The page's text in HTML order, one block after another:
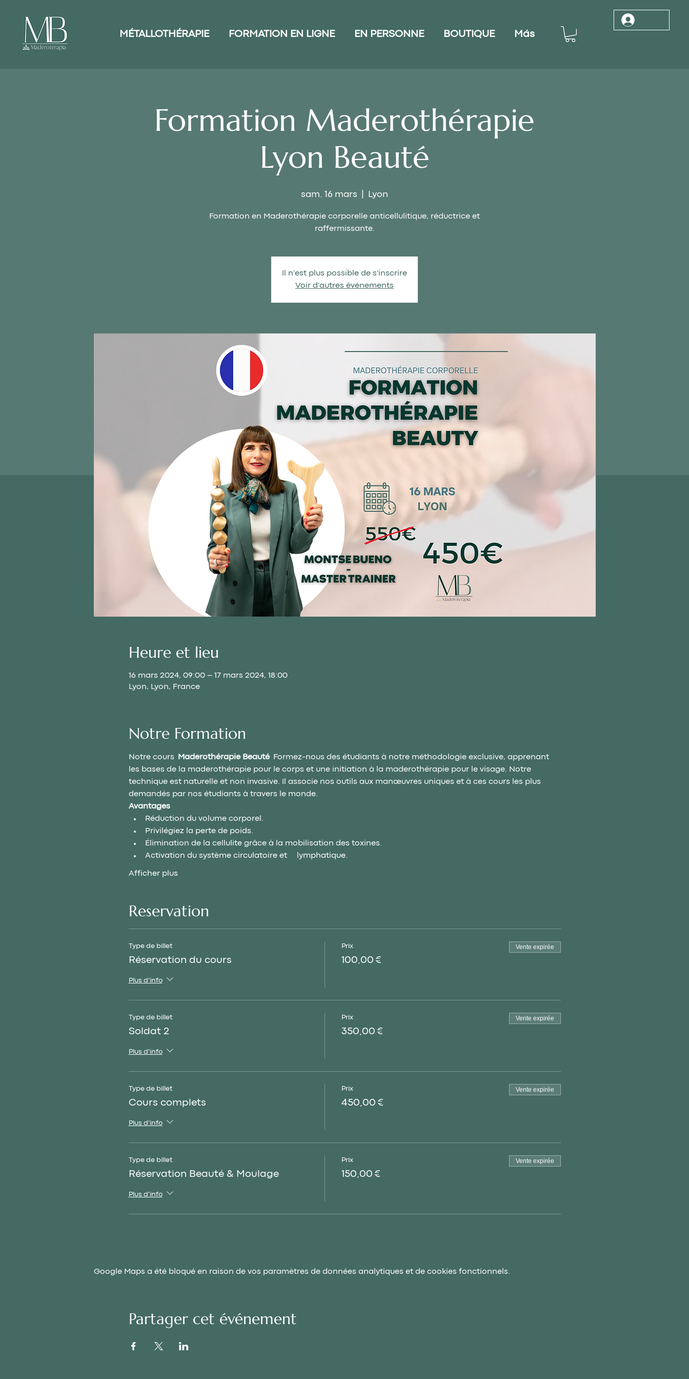
MÉTALLOTHÉRAPIE FORMATION EN LIGNE EN PERSONNE BOUTIQUE Más
Formation Maderothérapie
Lyon Beauté
sam. 16 mars Lyon
Formation en Maderothérapie corporelle anticellulitique, réductrice et
raffermissante.
Il n'est plus possible de s'inscrire
Voir d'autres événements
Heure et lieu
16 mars 2024, 09:00 – 17 mars 2024, 18:00
Lyon, Lyon, France
Notre Formation
Notre cours Maderothérapie Beauté Formez-nous des étudiants à notre méthodologie exclusive, apprenant
les bases de la maderothérapie pour le corps et une initiation à la maderothérapie pour le visage. Notre
technique est naturelle et non invasive. Il associe nos outils aux manœuvres uniques et à ces cours les plus
demandés par nos étudiants à travers le monde.
Avantages
Réduction du volume corporel.
Privilégiez la perte de poids.
Élimination de la cellulite grâce à la mobilisation des toxines.
Activation du système circulatoire et      lymphatique.
Afficher plus
Reservation
Type de billet
Réservation du cours
Plus d'info
Prix
100,00 €
Vente expirée
Type de billet
Soldat 2
Plus d'info
Prix
350,00 €
Vente expirée
Type de billet
Cours complets
Plus d'info
Prix
450,00 €
Vente expirée
Type de billet
Réservation Beauté & Moulage
Plus d'info
Prix
150,00 €
Vente expirée
Google Maps a été bloqué en raison de vos paramètres de données analytiques et de cookies fonctionnels.
Partager cet événement